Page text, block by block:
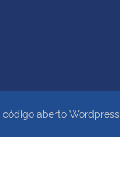
código aberto Wordpress